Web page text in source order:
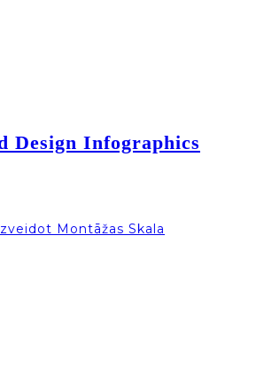
Design Infographics
Montāžas Skala